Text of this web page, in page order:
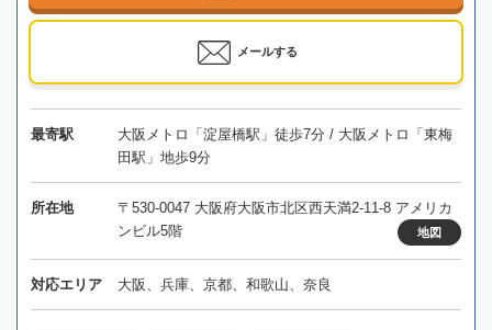
メールする
最寄駅
大阪メトロ「淀屋橋駅」徒歩7分 / 大阪メトロ「東梅
田駅」地歩9分
所在地
〒530-0047 大阪府大阪市北区西天満2-11-8 アメリカ
ンビル5階
地図
対応エリア 大阪、兵庫、京都、和歌山、奈良